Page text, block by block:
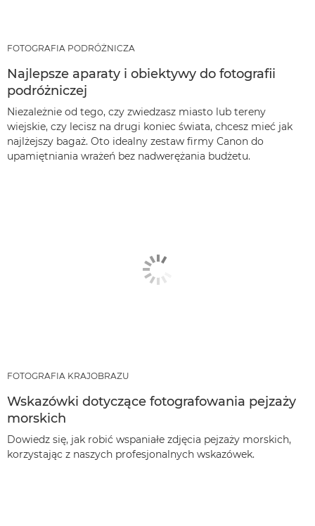
FOTOGRAFIA PODRÓŻNICZA
Najlepsze aparaty i obiektywy do fotografii
podróżniczej
Niezależnie od tego, czy zwiedzasz miasto lub tereny
wiejskie, czy lecisz na drugi koniec świata, chcesz mieć jak
najlżejszy bagaż. Oto idealny zestaw firmy Canon do
upamiętniania wrażeń bez nadwerężania budżetu.
FOTOGRAFIA KRAJOBRAZU
Wskazówki dotyczące fotografowania pejzaży
morskich
Dowiedz się, jak robić wspaniałe zdjęcia pejzaży morskich,
korzystając z naszych profesjonalnych wskazówek.